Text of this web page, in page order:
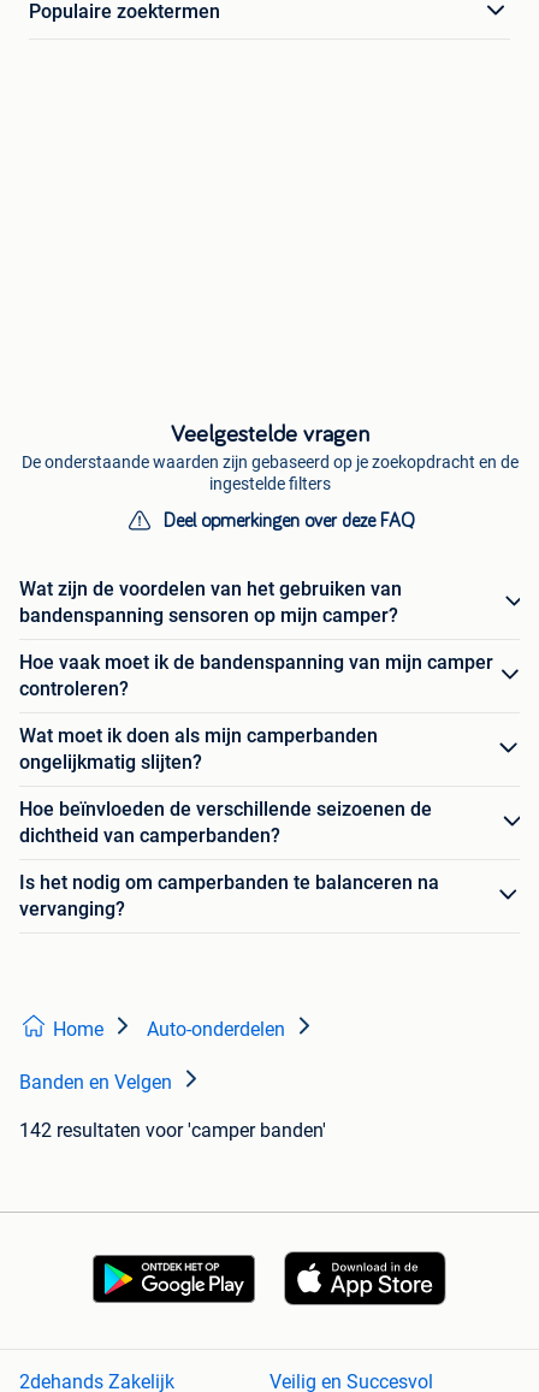
Populaire zoektermen
Veelgestelde vragen
De onderstaande waarden zijn gebaseerd op je zoekopdracht en de
ingestelde filters
Deel opmerkingen over deze FAQ
Wat zijn de voordelen van het gebruiken van
bandenspanning sensoren op mijn camper?
Hoe vaak moet ik de bandenspanning van mijn camper
controleren?
Wat moet ik doen als mijn camperbanden
ongelijkmatig slijten?
Hoe beïnvloeden de verschillende seizoenen de
dichtheid van camperbanden?
Is het nodig om camperbanden te balanceren na
vervanging?
Home Auto-onderdelen
Banden en Velgen
142 resultaten voor 'camper banden'
2dehands Zakelijk Veilig en Succesvol